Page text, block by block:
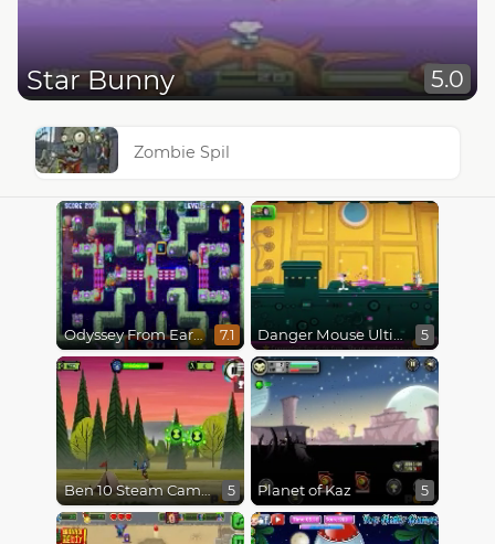
Star Bunny 5.0
Zombie Spil
Odyssey From Earth To Space 7.1 Danger Mouse Ultimate 5
Ben 10 Steam Camp 5 Planet of Kaz 5